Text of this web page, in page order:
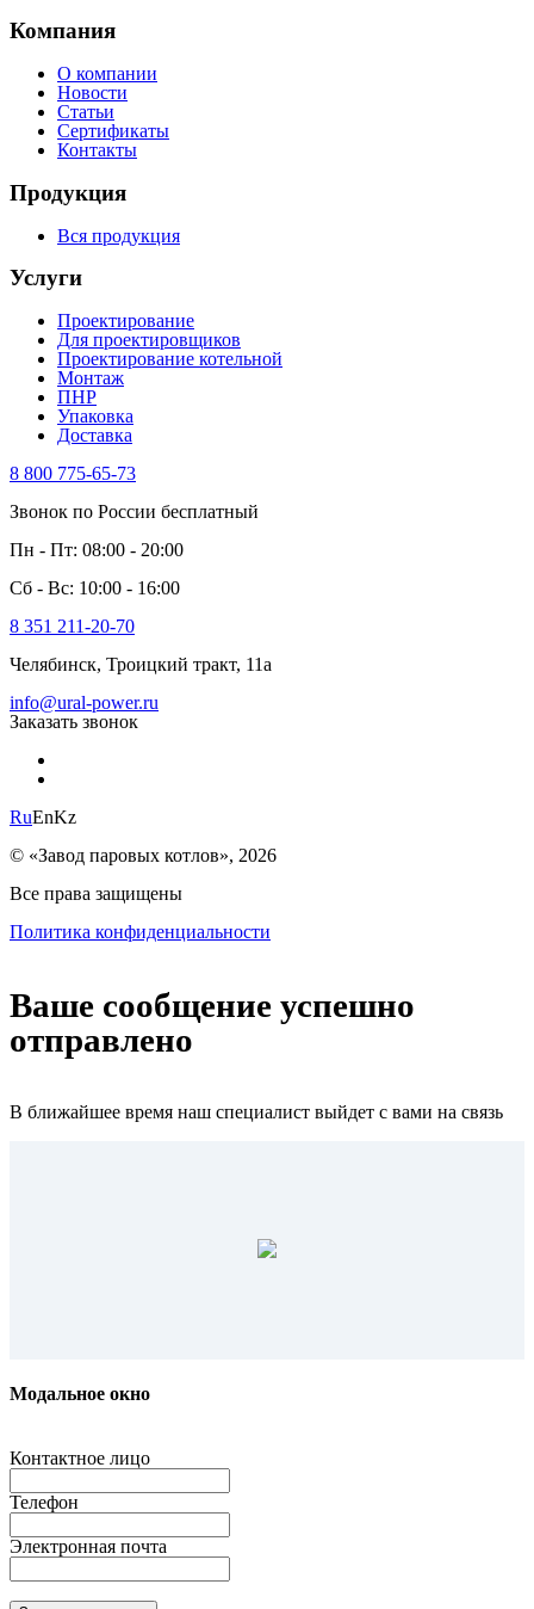
Компания
О компании
Новости
Статьи
Сертификаты
Контакты
Продукция
Вся продукция
Услуги
Проектирование
Для проектировщиков
Проектирование котельной
Монтаж
ПНР
Упаковка
Доставка
8 800 775-65-73
Звонок по России бесплатный
Пн - Пт: 08:00 - 20:00
Сб - Вс: 10:00 - 16:00
8 351 211-20-70
Челябинск, Троицкий тракт, 11а
info@ural-power.ru
Заказать звонок
RuEnKz
© «Завод паровых котлов», 2026
Все права защищены
Политика конфиденциальности
Ваше сообщение успешно
отправлено
В ближайшее время наш специалист выйдет с вами на связь
Модальное окно
Контактное лицо
Телефон
Электронная почта